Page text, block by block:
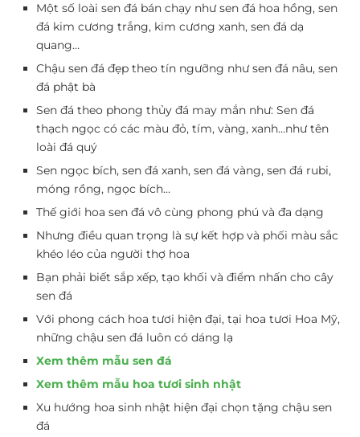
Một số loài sen đá bán chạy như sen đá hoa hồng, sen
đá kim cương trắng, kim cương xanh, sen đá dạ
quang…
Chậu sen đá đẹp theo tín ngưỡng như sen đá nâu, sen
đá phật bà
Sen đá theo phong thủy đá may mắn như: Sen đá
thạch ngọc có các màu đỏ, tím, vàng, xanh…như tên
loài đá quý
Sen ngọc bích, sen đá xanh, sen đá vàng, sen đá rubi,
móng rồng, ngọc bích…
Thế giới hoa sen đá vô cùng phong phú và đa dạng
Nhưng điều quan trọng là sự kết hợp và phối màu sắc
khéo léo của người thợ hoa
Bạn phải biết sắp xếp, tạo khối và điểm nhấn cho cây
sen đá
Với phong cách hoa tươi hiện đại, tại hoa tươi Hoa Mỹ,
những chậu sen đá luôn có dáng lạ
Xem thêm mẫu sen đá
Xem thêm mẫu hoa tươi sinh nhật
Xu hướng hoa sinh nhật hiện đại chọn tặng chậu sen
đá